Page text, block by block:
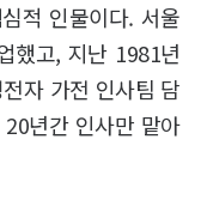
적 인물이다. 서울
했고, 지난 1981년
자 가전 인사팀 담
년간 인사만 맡아